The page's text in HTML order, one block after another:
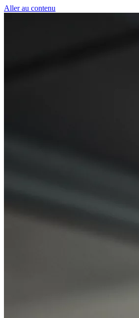
Aller au contenu
Panneau de gestion des cookies